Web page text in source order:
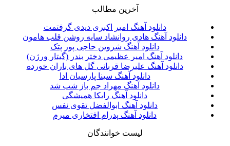
آخرین مطالب
دانلود آهنگ امیر اکبری دیدی گرفتمت
دانلود آهنگ هادی روانشاد سایه روشن قلب هامون
دانلود آهنگ شروین حاجی پور پتک
دانلود آهنگ امیر عظیمی دختر بندر (گیتار ورژن)
دانلود آهنگ علیرضا قربانی گل های باران خورده
دانلود آهنگ سینا پارسیان ادا
دانلود آهنگ مهراد جم باز شب شد
دانلود آهنگ رایکا همیشگی
دانلود آهنگ ابوالفضل تقوی نفس
دانلود آهنگ پدرام افتخاری میرم
لیست خوانندگان